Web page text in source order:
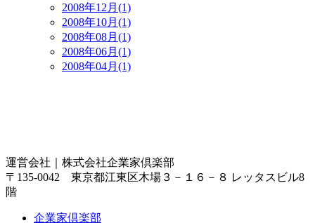
2008年12月(1)
2008年10月(1)
2008年08月(1)
2008年06月(1)
2008年04月(1)
運営会社｜ 株式会社企業家倶楽部
〒135-0042 東京都江東区木場３－１６－８ レッタスビル8
階
企業家倶楽部